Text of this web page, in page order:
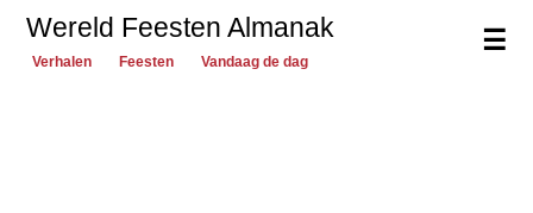
☰
Wereld Feesten Almanak
Verhalen Feesten Vandaag de dag